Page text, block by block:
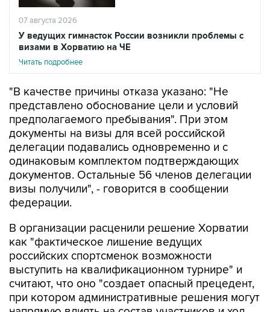
07 августа 2026
У ведущих гимнасток России возникли проблемы с
визами в Хорватию на ЧЕ
Читать подробнее
"В качестве причины отказа указано: "Не
представлено обоснование цели и условий
предполагаемого пребывания". При этом
документы на визы для всей российской
делегации подавались одновременно и с
одинаковым комплектом подтверждающих
документов. Остальные 56 членов делегации
визы получили", - говорится в сообщении
федерации.
В организации расценили решение Хорватии
как "фактическое лишение ведущих
российских спортсменок возможности
выступить на квалификационном турнире" и
считают, что оно "создает опасный прецедент,
при котором административные решения могут